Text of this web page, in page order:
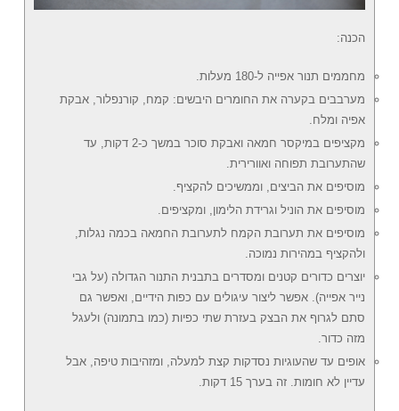
הכנה:
מחממים תנור אפייה ל-180 מעלות.
מערבבים בקערה את החומרים היבשים: קמח, קורנפלור, אבקת
אפיה ומלח.
מקציפים במיקסר חמאה ואבקת סוכר במשך כ-2 דקות, עד
שהתערובת תפוחה ואוורירית.
מוסיפים את הביצים, וממשיכים להקציף.
מוסיפים את הוניל וגרידת הלימון, ומקציפים.
מוסיפים את תערובת הקמח לתערובת החמאה בכמה נגלות,
ולהקציף במהירות נמוכה.
יוצרים כדורים קטנים ומסדרים בתבנית התנור הגדולה (על גבי
נייר אפייה). אפשר ליצור עיגולים עם כפות הידיים, ואפשר גם
סתם לגרוף את הבצק בעזרת שתי כפיות (כמו בתמונה) ולעגל
מזה כדור.
אופים עד שהעוגיות נסדקות קצת למעלה, ומזהיבות טיפה, אבל
עדיין לא חומות. זה בערך 15 דקות.